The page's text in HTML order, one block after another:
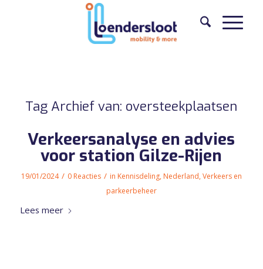
Tag Archief van: oversteekplaatsen
Verkeersanalyse en advies
voor station Gilze-Rijen
19/01/2024 / 0 Reacties / in Kennisdeling, Nederland,Verkeers en
parkeerbeheer
Lees meer